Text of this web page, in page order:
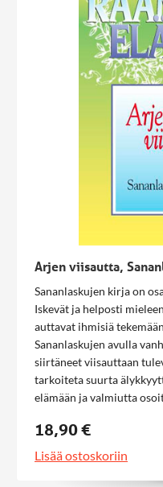
Arjen viisautta,
Sananlaskujen kirja on
Iskevät ja helposti
auttavat ihmisiä
Sananlaskujen avulla
siirtäneet viisauttaan
tarkoiteta suurta
elämään ja valmiutta
18,90 €
Lisää ostoskoriin